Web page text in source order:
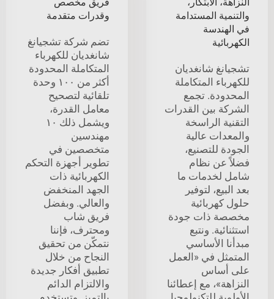
والتنمية المستدامة
في الهندسة
الكهربائية
تشجيانغ شانغديان
للكهرباء المتكاملة
المحدودة. تجمع
الشركة بين القدرات
التقنية الراسخة
والمعدات عالية
الجودة للتصنيع،
فضلاً عن نظام
شامل لخدمات ما
بعد البيع، لتوفير
حلول كهربائية
مخصصة ذات جودة
استثنائية. ونتبع
مبدأنا الأساسي
المتمثل في «العمل
على أساس
النزاهة»، مع إعطائنا
وقدرات متقدمة
تضم شركة تشجيانغ
شانغديان للكهرباء
المتكاملة المحدودة
أكثر من ١٠٠ وحدة
تلقائية لتصحيح
معامل القدرة،
ويشمل ذلك ١٠
مهندسين
متخصصين في
تطوير أجهزة التحكم
الكهربائية ذات
الجهد المنخفض
والعالي. وبفضل
فريق شاب
ومحترف، فإننا
نتمكّن من تحقيق
النجاح من خلال
تطبيق أفكار جديدة
والالتزام الدائم